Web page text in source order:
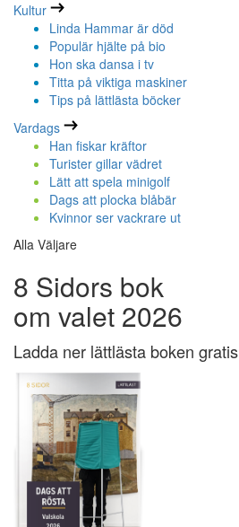
Kultur
Linda Hammar är död
Populär hjälte på bio
Hon ska dansa i tv
Titta på viktiga maskiner
Tips på lättlästa böcker
Vardags
Han fiskar kräftor
Turister gillar vädret
Lätt att spela minigolf
Dags att plocka blåbär
Kvinnor ser vackrare ut
Alla Väljare
8 Sidors bok
om valet 2026
Ladda ner lättlästa boken gratis